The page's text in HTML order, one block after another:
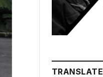
TRANSLATE